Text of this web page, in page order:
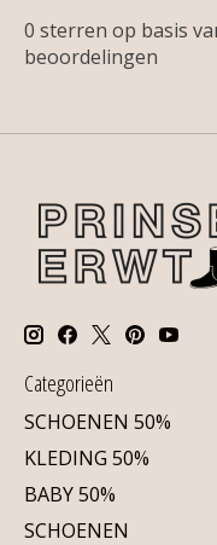
0 sterren op basis
beoordelingen
Categorieën
SCHOENEN 50%
KLEDING 50%
BABY 50%
SCHOENEN